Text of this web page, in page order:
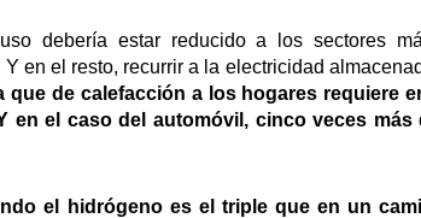
debería estar reducido a los sectores
en el resto, recurrir a la electricidad
de calefacción a los hogares requiere
en el caso del automóvil, cinco veces más
el hidrógeno es el triple que en un